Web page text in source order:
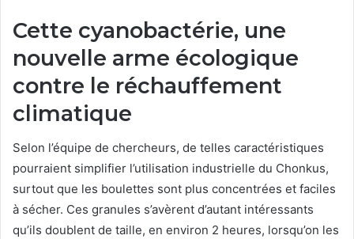
Cette cyanobactérie, une
nouvelle arme écologique
contre le réchauffement
climatique
Selon l’équipe de chercheurs, de telles caractéristiques
pourraient simplifier l’utilisation industrielle du Chonkus,
surtout que les boulettes sont plus concentrées et faciles
à sécher. Ces granules s’avèrent d’autant intéressants
qu’ils doublent de‌ taille‌, en environ 2 heures, lorsqu’on les